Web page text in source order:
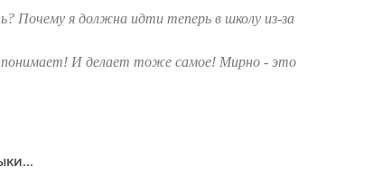
Почему я должна идти теперь в школу из-за
понимает! И делает тоже самое! Мирно - это